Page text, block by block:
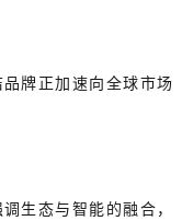
牌正加速向全球市场
生态与智能的融合，